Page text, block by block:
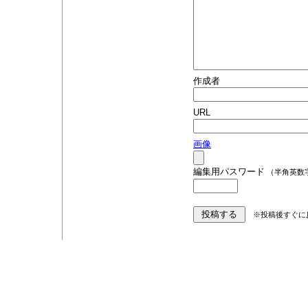
作成者
URL
画像
編集用パスワード （半角英数
※投稿後すぐに